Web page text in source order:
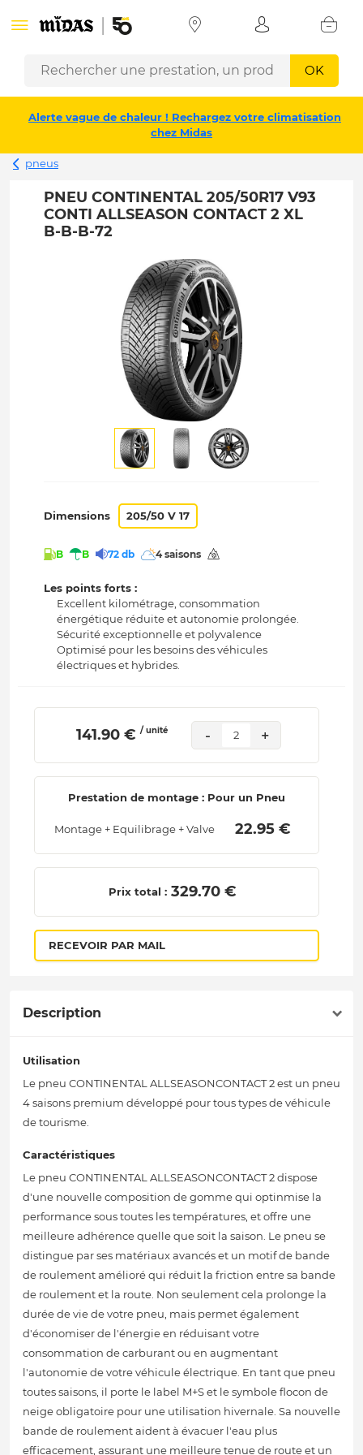
OK
Alerte vague de chaleur ! Rechargez votre climatisation
chez Midas
pneus
PNEU CONTINENTAL 205/50R17 V93
CONTI ALLSEASON CONTACT 2 XL
B-B-B-72
Dimensions 205/50 V 17
B B 72 db 4 saisons
Les points forts :
Excellent kilométrage, consommation
énergétique réduite et autonomie prolongée.
Sécurité exceptionnelle et polyvalence
Optimisé pour les besoins des véhicules
électriques et hybrides.
141.90 € / unité - 2 +
Prestation de montage : Pour un Pneu
Montage + Equilibrage + Valve 22.95 €
Prix total : 329.70 €
RECEVOIR PAR MAIL
Description
Utilisation
Le pneu CONTINENTAL ALLSEASONCONTACT 2 est un pneu
4 saisons premium développé pour tous types de véhicule
de tourisme.
Caractéristiques
Le pneu CONTINENTAL ALLSEASONCONTACT 2 dispose
d'une nouvelle composition de gomme qui optinmise la
performance sous toutes les températures, et offre une
meilleure adhérence quelle que soit la saison. Le pneu se
distingue par ses matériaux avancés et un motif de bande
de roulement amélioré qui réduit la friction entre sa bande
de roulement et la route. Non seulement cela prolonge la
durée de vie de votre pneu, mais permet également
d'économiser de l'énergie en réduisant votre
consommation de carburant ou en augmentant
l'autonomie de votre véhicule électrique. En tant que pneu
toutes saisons, il porte le label M+S et le symbole flocon de
neige obligatoire pour une utilisation hivernale. Sa nouvelle
bande de roulement aident à évacuer l'eau plus
efficacement, assurant une meilleure tenue de route et un